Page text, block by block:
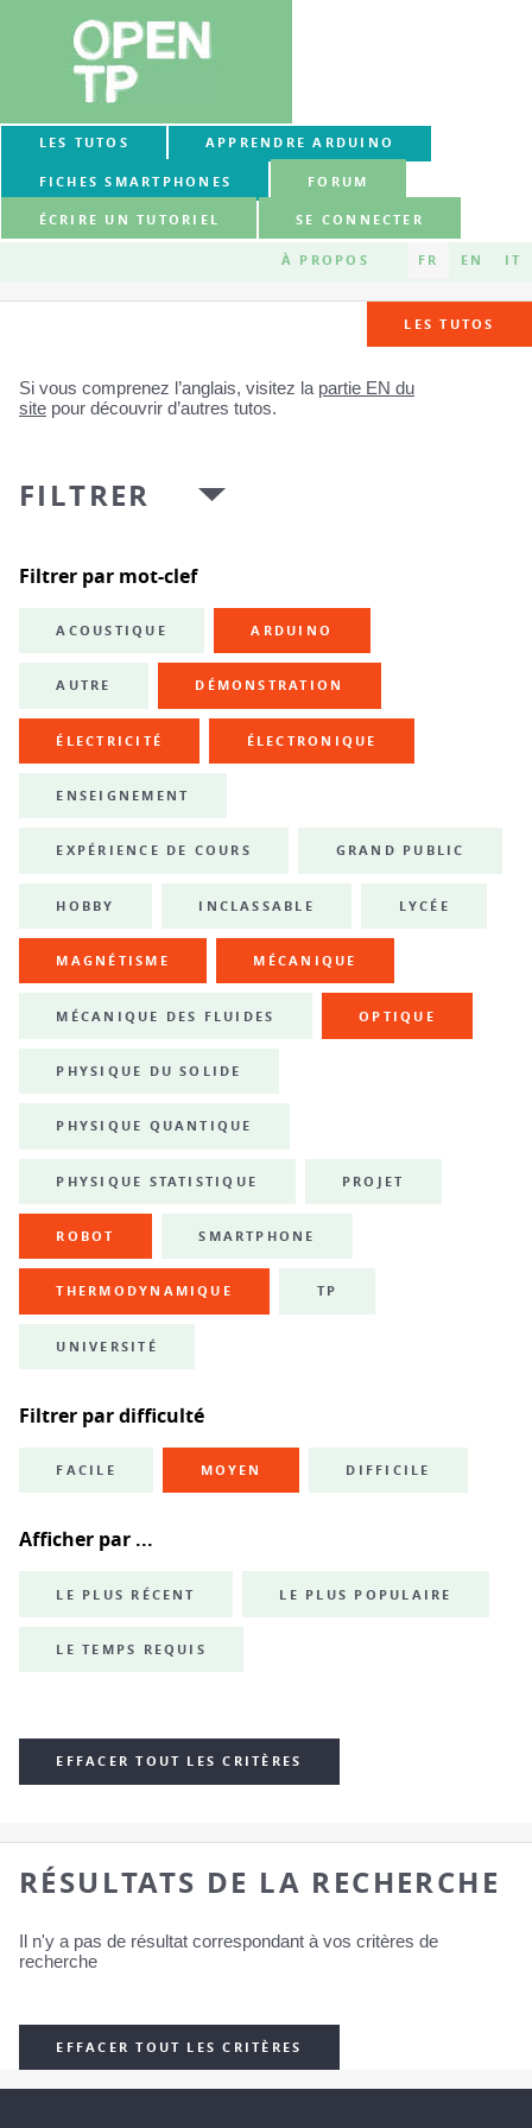
LES TUTOS APPRENDRE ARDUINO
FICHES SMARTPHONES FORUM
ÉCRIRE UN TUTORIEL SE CONNECTER
À PROPOS FR EN IT
LES TUTOS
Si vous comprenez l’anglais, visitez la partie EN du
site pour découvrir d’autres tutos.
FILTRER
Filtrer par mot-clef
ACOUSTIQUE ARDUINO
AUTRE DÉMONSTRATION
ÉLECTRICITÉ ÉLECTRONIQUE
ENSEIGNEMENT
EXPÉRIENCE DE COURS GRAND PUBLIC
HOBBY INCLASSABLE LYCÉE
MAGNÉTISME MÉCANIQUE
MÉCANIQUE DES FLUIDES OPTIQUE
PHYSIQUE DU SOLIDE
PHYSIQUE QUANTIQUE
PHYSIQUE STATISTIQUE PROJET
ROBOT SMARTPHONE
THERMODYNAMIQUE TP
UNIVERSITÉ
Filtrer par difficulté
FACILE MOYEN DIFFICILE
Afficher par ...
LE PLUS RÉCENT LE PLUS POPULAIRE
LE TEMPS REQUIS
EFFACER TOUT LES CRITÈRES
RÉSULTATS DE LA RECHERCHE
Il n'y a pas de résultat correspondant à vos critères de
recherche
EFFACER TOUT LES CRITÈRES